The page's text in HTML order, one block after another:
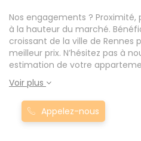
Nos engagements ?
à la hauteur du marché.
croissant de la ville de Rennes
meilleur prix. N’hésitez pas à
estimation de votre
Voir plus
Appelez-nous